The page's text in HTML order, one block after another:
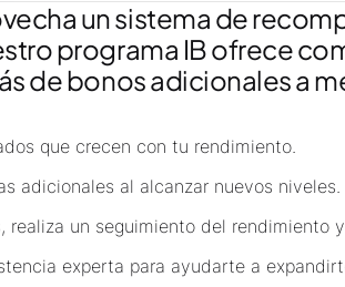
un sistema de
programa IB ofrece
de bonos adicionales a
que crecen con tu rendimiento.
adicionales al alcanzar nuevos niveles.
realiza un seguimiento del rendimiento
experta para ayudarte a